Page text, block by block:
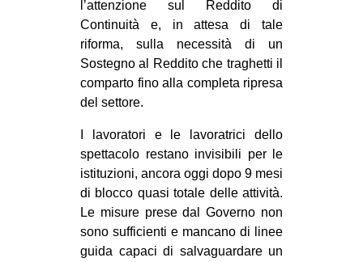
l’attenzione sul Reddito di
Continuità e, in attesa di tale
riforma, sulla necessità di un
Sostegno al Reddito che traghetti il
comparto fino alla completa ripresa
del settore.
I lavoratori e le lavoratrici dello
spettacolo restano invisibili per le
istituzioni, ancora oggi dopo 9 mesi
di blocco quasi totale delle attività.
Le misure prese dal Governo non
sono sufficienti e mancano di linee
guida capaci di salvaguardare un